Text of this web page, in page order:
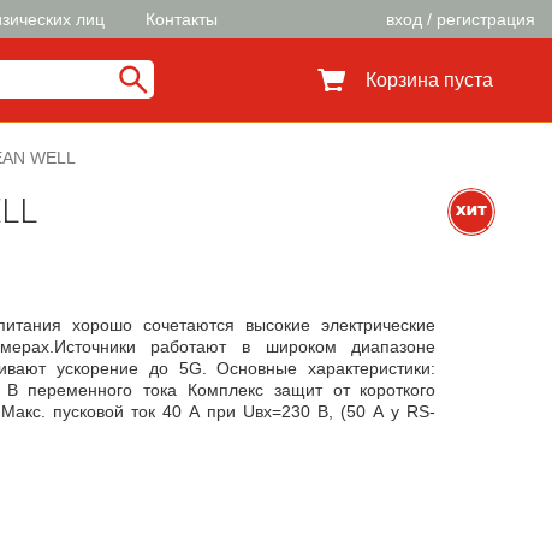
лиц Контакты вход / регистрация
Корзина пуста
WELL
хорошо сочетаются высокие электрические
работают в широком диапазоне
ускорение до 5G. Основные характеристики:
переменного тока Комплекс защит от короткого
пусковой ток 40 А при Uвх=230 В, (50 А у RS-
напряжения ±10% Электрическая прочность
рабочих температур -20...+70°C Тест на вибрацию
1, TUV EN60950-1 Стандарты ЭМС EN55022
ENV50204, EN61000-6-2 (EN500082-2) Все